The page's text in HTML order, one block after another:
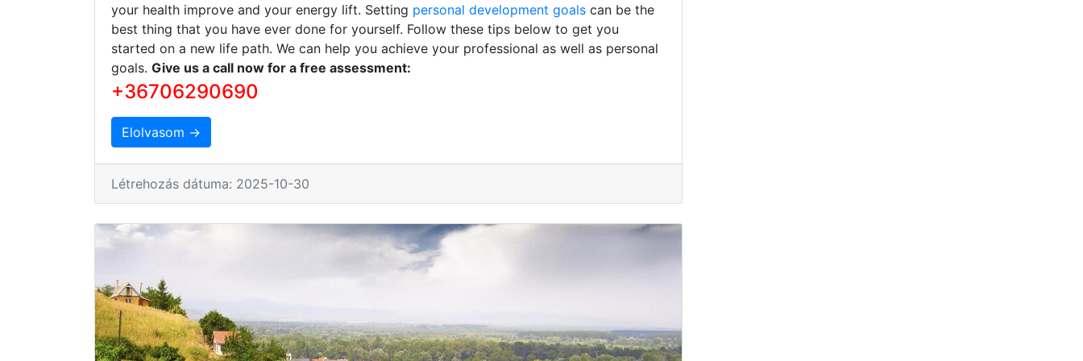
your health improve and your energy lift. Setting personal development goals can be the
best thing that you have ever done for yourself. Follow these tips below to get you
started on a new life path. We can help you achieve your professional as well as personal
goals. Give us a call now for a free assessment:
+36706290690
Elolvasom →
Létrehozás dátuma: 2025-10-30